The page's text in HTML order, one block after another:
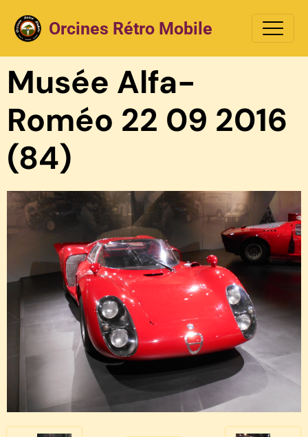
Orcines Rétro Mobile
Musée Alfa-
Roméo 22 09 2016
(84)